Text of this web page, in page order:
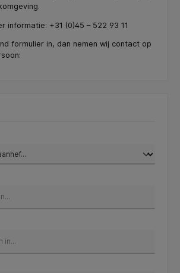
informatie: +31 (0)45 – 522 93 11
formulier in, dan nemen wij contact op